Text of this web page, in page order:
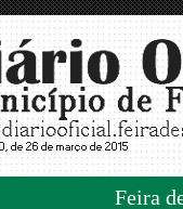
Feira